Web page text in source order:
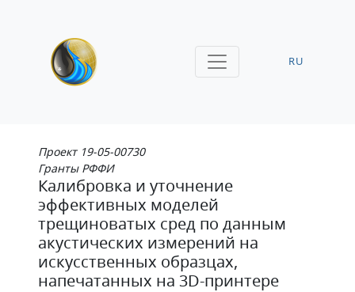
RU
Проект 19-05-00730
Гранты РФФИ
Калибровка и уточнение
эффективных моделей
трещиноватых сред по данным
акустических измерений на
искусственных образцах,
напечатанных на 3D-принтере